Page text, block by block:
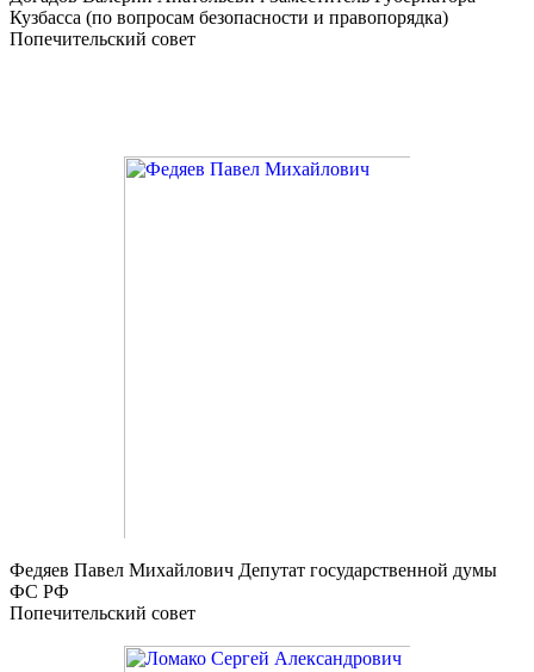
Кузбасса (по вопросам безопасности и правопорядка)
Попечительский совет
Федяев Павел Михайлович Депутат государственной думы
ФС РФ
Попечительский совет